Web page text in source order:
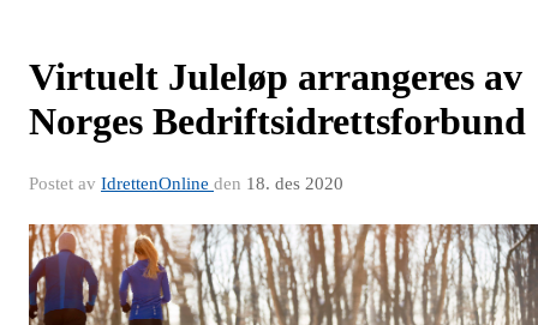
Virtuelt Juleløp arrangeres av
Norges Bedriftsidrettsforbund
Postet av IdrettenOnline den 18. des 2020